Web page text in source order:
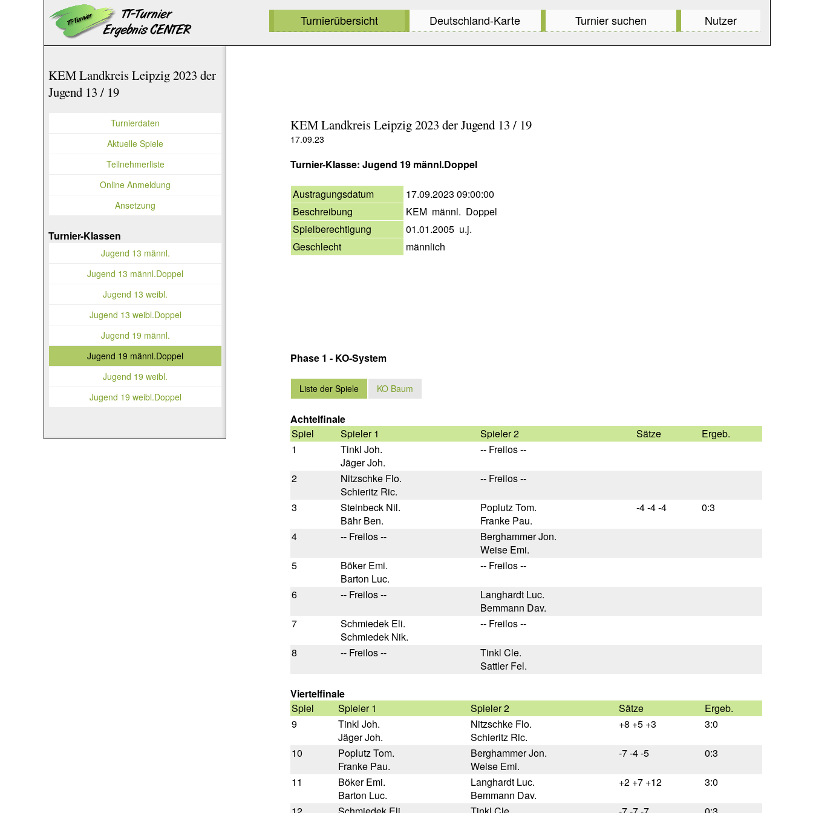
Turnierübersicht Deutschland-Karte Turnier suchen Nutzer
KEM Landkreis Leipzig 2023 der Jugend 13 / 19
17.09.23
Turnier-Klasse: Jugend 19 männl.Doppel
Austragungsdatum
17.09.2023 09:00:00
Beschreibung
KEM männl. Doppel
Spielberechtigung
01.01.2005 u.j.
Geschlecht
männlich
Phase 1 - KO-System
Liste der Spiele KO Baum
Achtelfinale
Spiel
Spieler 1 Spieler 2 Sätze
Ergeb.
1
Tinkl Joh.
Jäger Joh.
-- Freilos --
2
Nitzschke Flo.
Schieritz Ric.
-- Freilos --
3
Steinbeck Nil.
Bähr Ben.
Poplutz Tom.
Franke Pau.
-4 -4 -4 0:3
4 -- Freilos --
Berghammer Jon.
Weise Emi.
5
Böker Emi.
Barton Luc.
-- Freilos --
6 -- Freilos --
Langhardt Luc.
Bemmann Dav.
7
Schmiedek Eli.
Schmiedek Nik.
-- Freilos --
8 -- Freilos --
Tinkl Cle.
Sattler Fel.
Viertelfinale
Spiel
Spieler 1 Spieler 2 Sätze
Ergeb.
9
Tinkl Joh.
Jäger Joh.
Nitzschke Flo.
Schieritz Ric.
+8 +5 +3 3:0
10
Poplutz Tom.
Franke Pau.
Berghammer Jon.
Weise Emi.
-7 -4 -5 0:3
11
Böker Emi.
Barton Luc.
Langhardt Luc.
Bemmann Dav.
+2 +7 +12 3:0
KEM Landkreis Leipzig 2023 der
Jugend 13 / 19
Turnierdaten
Aktuelle Spiele
Teilnehmerliste
Online Anmeldung
Ansetzung
Turnier-Klassen
Jugend 13 männl.
Jugend 13 männl.Doppel
Jugend 13 weibl.
Jugend 13 weibl.Doppel
Jugend 19 männl.
Jugend 19 männl.Doppel
Jugend 19 weibl.
Jugend 19 weibl.Doppel